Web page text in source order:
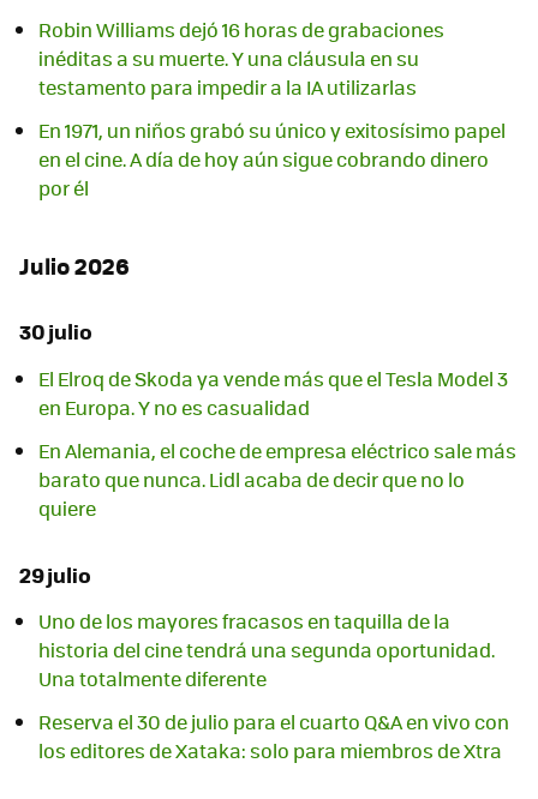
Robin Williams dejó 16 horas de grabaciones
inéditas a su muerte. Y una cláusula en su
testamento para impedir a la IA utilizarlas
En 1971, un niños grabó su único y exitosísimo papel
en el cine. A día de hoy aún sigue cobrando dinero
por él
Julio 2026
30 julio
El Elroq de Skoda ya vende más que el Tesla Model 3
en Europa. Y no es casualidad
En Alemania, el coche de empresa eléctrico sale más
barato que nunca. Lidl acaba de decir que no lo
quiere
29 julio
Uno de los mayores fracasos en taquilla de la
historia del cine tendrá una segunda oportunidad.
Una totalmente diferente
Reserva el 30 de julio para el cuarto Q&A en vivo con
los editores de Xataka: solo para miembros de Xtra